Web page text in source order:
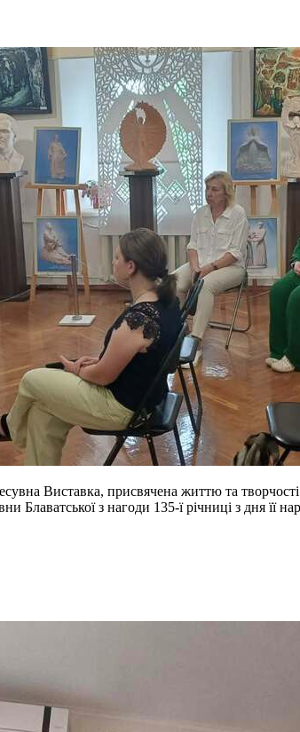
Виставка, присвячена життю та
Блаватської з нагоди 135-ї річниці з дня її